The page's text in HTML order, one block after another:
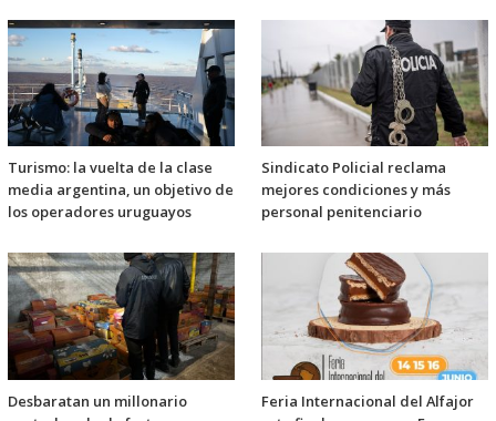
Turismo: la vuelta de la clase
media argentina, un objetivo de
los operadores uruguayos
Sindicato Policial reclama
mejores condiciones y más
personal penitenciario
Desbaratan un millonario
Feria Internacional del Alfajor